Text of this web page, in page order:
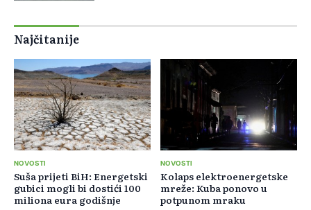
Najčitanije
NOVOSTI
Suša prijeti BiH: Energetski
gubici mogli bi dostići 100
miliona eura godišnje
NOVOSTI
Kolaps elektroenergetske
mreže: Kuba ponovo u
potpunom mraku